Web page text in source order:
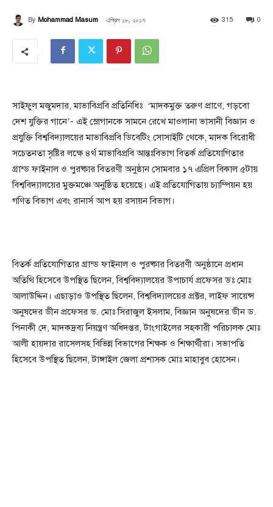
By Mohammad Masum এপ্রিল ১৮, ২০১৭ 0
315
সাইফুল মজুমদার, মাভাবিপ্রবি প্রতিনিধিঃ ‘মাদকমুক্ত তরুণ প্রাণে, গড়বো
দেশ যুক্তির গানে’- এই স্লোগানকে সামনে রেখে মাওলানা ভাসানী বিজ্ঞান ও
প্রযুক্তি বিশ্ববিদ্যালয়ের মাভাবিপ্রবি ডিবেটিং সোসাইটি থেকে, মাদক বিরোধী
সচেতনতা সৃষ্টির লক্ষে ৪র্থ মাভাবিপ্রবি আন্তঃবিভাগ বিতর্ক প্রতিযোগিতার
গ্রান্ড ফাইনাল ও পুরষ্কার বিতরণী অনুষ্ঠান সোমবার ১৭ এপ্রিল বিকাল ৫টায়
বিশ্ববিদ্যালয়ের মুক্তমঞ্চে অনুষ্ঠিত হয়েছে। এই প্রতিযোগিতায় চ্যাম্পিয়ন হয়
গণিত বিভাগ এবং রানার্স আপ হয় রসায়ন বিভাগ।
বিতর্ক প্রতিযোগিতার গ্রান্ড ফাইনাল ও পুরষ্কার বিতরণী অনুষ্ঠানে প্রধান
অতিথি হিসেবে উপস্থিত ছিলেন, বিশ্ববিদ্যালয়ের উপাচার্য প্রফেসর ডঃ মোঃ
আলাউদ্দিন। এছাড়াও উপস্থিত ছিলেন, বিশ্ববিদ্যালয়ের প্রক্টর, লাইফ সায়েন্স
অনুষদের ডীন প্রফেসর ড. মোঃ সিরাজুল ইসলাম, বিজ্ঞান অনুষদের ডীন ড.
পিনাকী দে, মাদকদ্রব্য নিয়ন্ত্রণ অধিদপ্তর, টাংগাইলের সহকারী পরিচালক মোঃ
আলী হায়দার রাসেলসহ বিভিন্ন বিভাগের শিক্ষক ও শিক্ষার্থীরা। সভাপতি
হিসেবে উপস্থিত ছিলেন, টাঙ্গাইল জেলা প্রশাসক মোঃ মাহাবুব হোসেন।